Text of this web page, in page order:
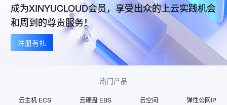
成为XINYUCLOUD会员，享受出众的上云实践机会
和周到的尊贵服务！
注册有礼
热门产品
云主机 ECS 云硬盘 EBS 云空间 弹性公网IP